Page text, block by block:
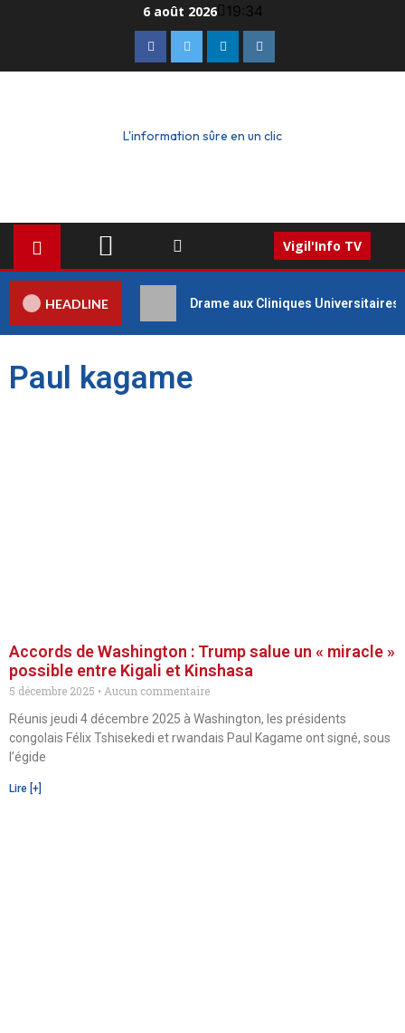
6 août 2026 19:34
L'information sûre en un clic
Vigil'Info TV
HEADLINE Drame aux Cliniques
Paul kagame
Accords de Washington : Trump salue un « miracle »
possible entre Kigali et Kinshasa
5 décembre 2025
Aucun commentaire
Réunis jeudi 4 décembre 2025 à Washington, les présidents
congolais Félix Tshisekedi et rwandais Paul Kagame ont signé, sous
l’égide
Lire [+]